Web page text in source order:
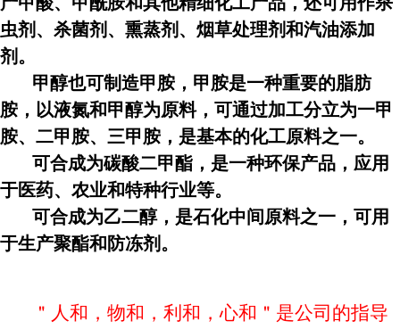
虫剂、杀菌剂、熏蒸剂、烟草处理剂和汽油添加
剂。
甲醇也可制造甲胺，甲胺是一种重要的脂肪
胺，以液氮和甲醇为原料，可通过加工分立为一甲
胺、二甲胺、三甲胺，是基本的化工原料之一。
可合成为碳酸二甲酯，是一种环保产品，应用
于医药、农业和特种行业等。
可合成为乙二醇，是石化中间原料之一，可用
于生产聚酯和防冻剂。
＂人和，物和，利和，心和＂是公司的指导